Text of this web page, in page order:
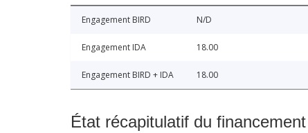
Engagement BIRD N/D
Engagement IDA 18.00
Engagement BIRD + IDA 18.00
État récapitulatif du